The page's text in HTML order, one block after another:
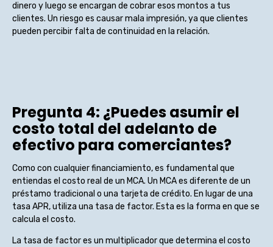
dinero y luego se encargan de cobrar esos montos a tus
clientes. Un riesgo es causar mala impresión, ya que clientes
pueden percibir falta de continuidad en la relación.
Pregunta 4: ¿Puedes asumir el
costo total del adelanto de
efectivo para comerciantes?
Como con cualquier financiamiento, es fundamental que
entiendas el costo real de un MCA. Un MCA es diferente de un
préstamo tradicional o una tarjeta de crédito. En lugar de una
tasa APR, utiliza una tasa de factor. Esta es la forma en que se
calcula el costo.
La tasa de factor es un multiplicador que determina el costo